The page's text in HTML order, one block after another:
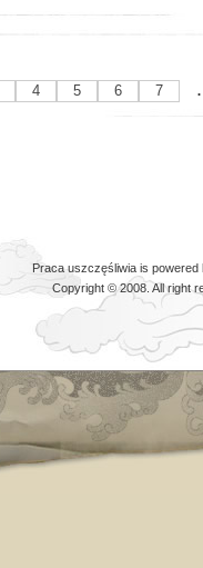
4 5 6 7
Praca uszczęśliwia is
Copyright © 2008. All right